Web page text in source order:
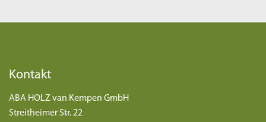
Kontakt
ABA HOLZ van Kempen GmbH
Streitheimer Str. 22